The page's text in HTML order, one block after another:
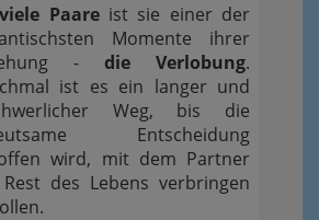
viele Paareist sie einer der
Momente ihrer
- die Verlobung.
ist es ein langer und
Weg, bis die
Entscheidung
wird, mit dem Partner
des Lebens verbringen